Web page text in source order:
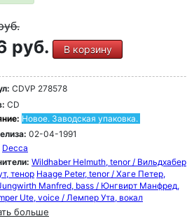
руб. В корзину
CDVP 278578
CD
Новое. Заводская упаковка.
02-04-1991
Decca
Wildhaber Helmuth, tenor / Вильдхабер
тенор Haage Peter, tenor / Хаге Петер,
Manfred, bass / Юнгвирт Манфред,
Ute, voice / Лемпер Ута, вокал
больше